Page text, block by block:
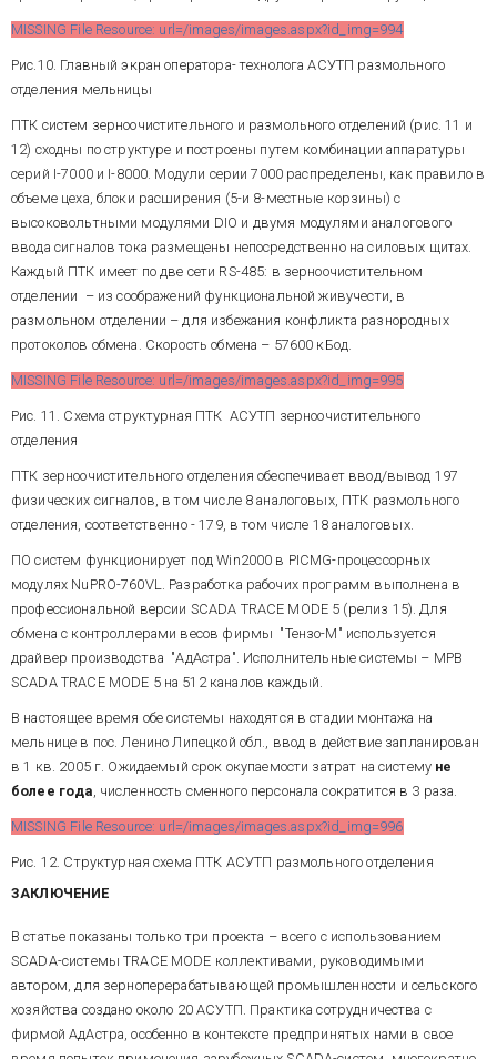
MISSING File Resource: url=/images/images.aspx?id_img=994
Рис.10. Главный экран оператора- технолога АСУТП размольного
отделения мельницы
ПТК систем зерноочистительного и размольного отделений (рис. 11 и
12) сходны по структуре и построены путем комбинации аппаратуры
серий I-7000 и I-8000. Модули серии 7000 распределены, как правило в
объеме цеха, блоки расширения (5-и 8-местные корзины) с
высоковольтными модулями DIO и двумя модулями аналогового
ввода сигналов тока размещены непосредственно на силовых щитах.
Каждый ПТК имеет по две сети RS-485: в зерноочистительном
отделении – из соображений функциональной живучести, в
размольном отделении – для избежания конфликта разнородных
протоколов обмена. Скорость обмена – 57600 кБод.
MISSING File Resource: url=/images/images.aspx?id_img=995
Рис. 11. Схема структурная ПТК АСУТП зерноочистительного
отделения
ПТК зерноочистительного отделения обеспечивает ввод/вывод 197
физических сигналов, в том числе 8 аналоговых, ПТК размольного
отделения, соответственно - 179, в том числе 18 аналоговых.
ПО систем функционирует под Win2000 в PICMG-процессорных
модулях NuPRO-760VL. Разработка рабочих программ выполнена в
профессиональной версии SCADA TRACE MODE 5 (релиз 15). Для
обмена с контроллерами весов фирмы "Тензо-М" используется
драйвер производства "АдАстра". Исполнительные системы – МРВ
SCADA TRACE MODE 5 на 512 каналов каждый.
В настоящее время обе системы находятся в стадии монтажа на
мельнице в пос. Ленино Липецкой обл., ввод в действие запланирован
в 1 кв. 2005 г. Ожидаемый срок окупаемости затрат на систему не
более года , численность сменного персонала сократится в 3 раза.
MISSING File Resource: url=/images/images.aspx?id_img=996
Рис. 12. Структурная схема ПТК АСУТП размольного отделения
ЗАКЛЮЧЕНИЕ
В статье показаны только три проекта – всего с использованием
SCADA-системы TRACE MODE коллективами, руководимыми
автором, для зерноперерабатывающей промышленности и сельского
хозяйства создано около 20 АСУТП. Практика сотрудничества с
фирмой АдАстра, особенно в контексте предпринятых нами в свое